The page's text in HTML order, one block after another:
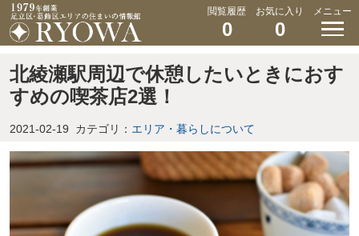
閲覧履歴
0
お気に入り
0
メニュー
北綾瀬駅周辺で休憩したいときにおす
すめの喫茶店2選！
2021-02-19 カテゴリ： エリア・暮らしについて